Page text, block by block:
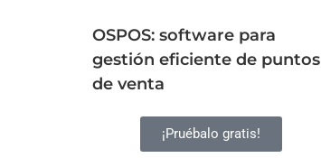
OSPOS: software para
gestión eficiente de puntos
de venta
¡Pruébalo gratis!